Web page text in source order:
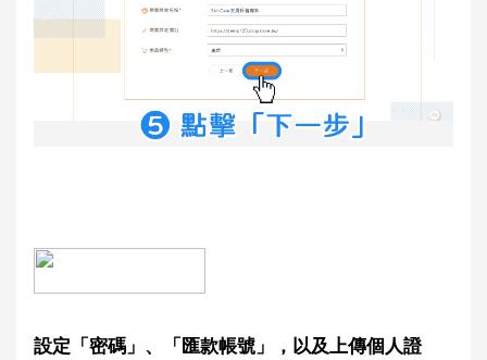
設定「密碼」、「匯款帳號」，以及上傳個人證